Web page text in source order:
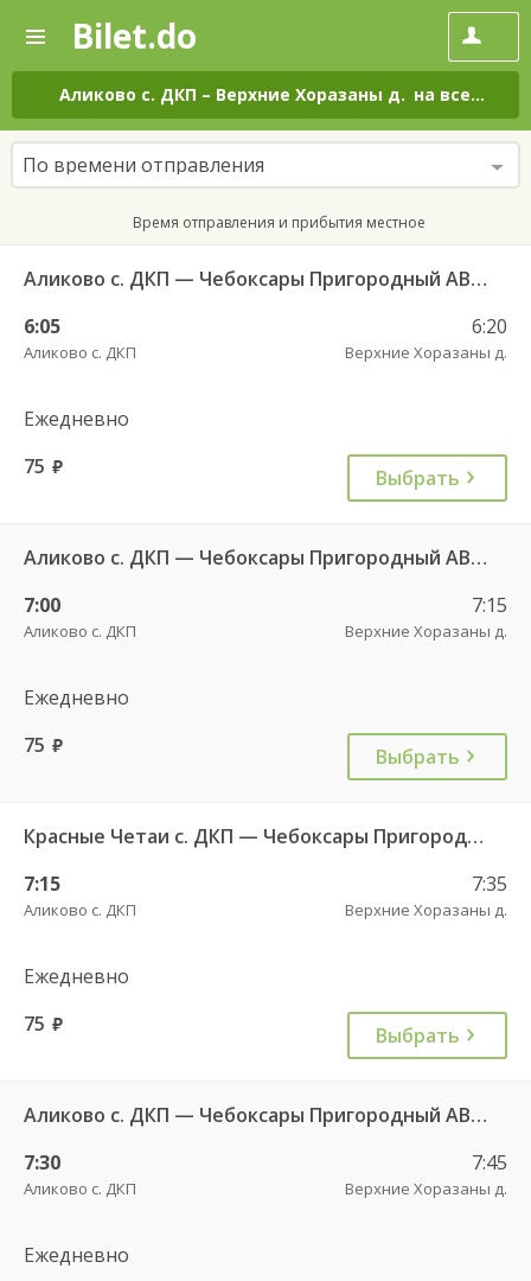
—
Поиск
и
покупка
билетов
на
автобус
онлайн
Bilet.do
Аликово с. ДКП – Верхние Хоразаны д. на все дни
По времени отправления
Время отправления и прибытия местное
Аликово с. ДКП — Чебоксары Пригородный АВ 520
6:05
Аликово с. ДКП
6:20
Верхние Хоразаны д.
Ежедневно
75 руб. Выбрать
Аликово с. ДКП — Чебоксары Пригородный АВ 520
7:00
Аликово с. ДКП
7:15
Верхние Хоразаны д.
Ежедневно
75 руб. Выбрать
Красные Четаи с. ДКП — Чебоксары Пригородный АВ ч/з Аликово с. ДКП 753
7:15
Аликово с. ДКП
7:35
Верхние Хоразаны д.
Ежедневно
75 руб. Выбрать
Аликово с. ДКП — Чебоксары Пригородный АВ 520
7:30
Аликово с. ДКП
7:45
Верхние Хоразаны д.
Ежедневно